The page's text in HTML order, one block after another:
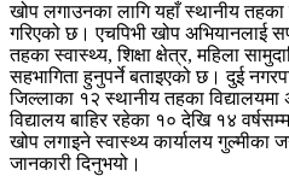
खोप लगाउनका लागि यहाँ स्थानीय
गरिएको छ। एचपिभी खोप
तहका स्वास्थ्य, शिक्षा क्षेत्र, महिला
सहभागिता हुनुपर्ने बताइएको छ। दुई
जिल्लाका १२ स्थानीय तहका
विद्यालय बाहिर रहेका १० देखि १४
खोप लगाइने स्वास्थ्य कार्यालय
जानकारी दिनुभयो।